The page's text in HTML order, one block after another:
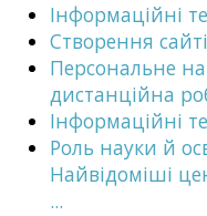
Інформаційні
Створення
Персональне
дистанційна
Інформаційні
Роль науки й
Найвідоміші
...